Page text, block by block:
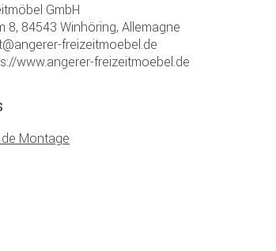
GmbH
8, 84543 Winhöring, Allemagne
freizeitmoebel.de
www.angerer-freizeitmoebel.de
Montage